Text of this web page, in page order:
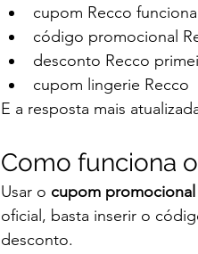
cupom Recco
código promocional
desconto Recco
cupom lingerie Recco
E a resposta mais
Como funciona
Usar o cupom
oficial, basta inserir o
desconto.